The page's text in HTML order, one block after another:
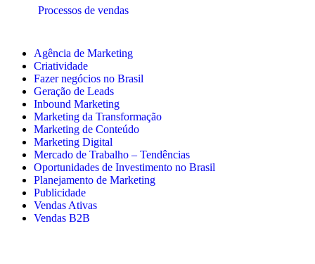
Processos de vendas
Agência de Marketing
Criatividade
Fazer negócios no Brasil
Geração de Leads
Inbound Marketing
Marketing da Transformação
Marketing de Conteúdo
Marketing Digital
Mercado de Trabalho – Tendências
Oportunidades de Investimento no Brasil
Planejamento de Marketing
Publicidade
Vendas Ativas
Vendas B2B